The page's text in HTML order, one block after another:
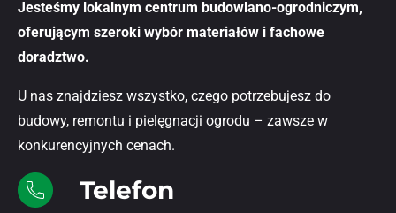
Jesteśmy lokalnym centrum budowlano-ogrodniczym,
oferującym szeroki wybór materiałów i fachowe
doradztwo.
U nas znajdziesz wszystko, czego potrzebujesz do
budowy, remontu i pielęgnacji ogrodu – zawsze w
konkurencyjnych cenach.
Telefon